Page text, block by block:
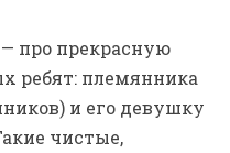
— про прекрасную
ребят: племянника
и его девушку
чистые,